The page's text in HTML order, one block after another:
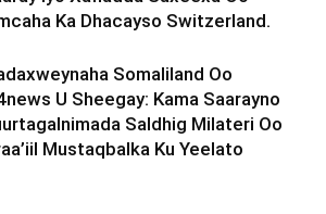
Ka Dhacayso Switzerland.
Somaliland Oo
U Sheegay: Kama Saarayno
Saldhig Milateri Oo
Mustaqbalka Ku Yeelato